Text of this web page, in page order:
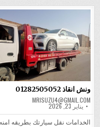
/
لانقاذ
خدمة
24
ساعة
في
جميع
انحاء
ونش انقاذ 01282505052
MRISUZU4@GMAIL.COM
يناير 23, 2026
الخدامات نقل سيارتك بطريقه امنه